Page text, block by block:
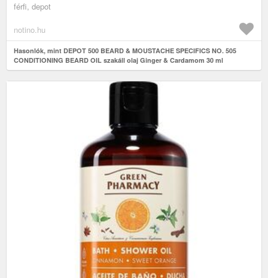
férfi, depot
notino.hu
Hasonlók, mint DEPOT 500 BEARD & MOUSTACHE SPECIFICS NO. 505
CONDITIONING BEARD OIL szakáll olaj Ginger & Cardamom 30 ml